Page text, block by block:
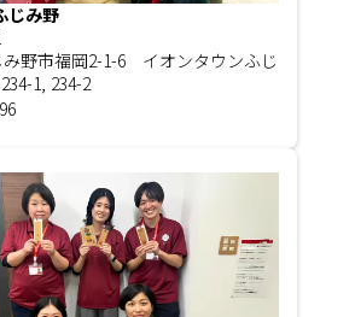
じみ野
野市福岡2-1-6 イオンタウンふじ
1, 234-2